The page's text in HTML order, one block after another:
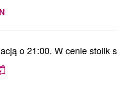
o 21:00. W cenie stolik